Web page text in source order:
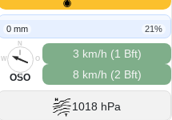
0 mm 21%
N
O
S
W
OSO
3 km/h (1 Bft)
8 km/h (2 Bft)
1018 hPa